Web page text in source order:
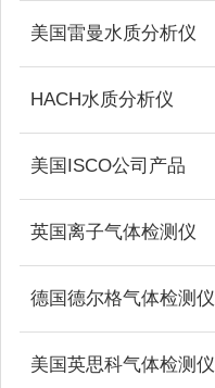
美国雷曼水质分析仪
HACH水质分析仪
美国ISCO公司产品
英国离子气体检测仪
德国德尔格气体检测仪
美国英思科气体检测仪